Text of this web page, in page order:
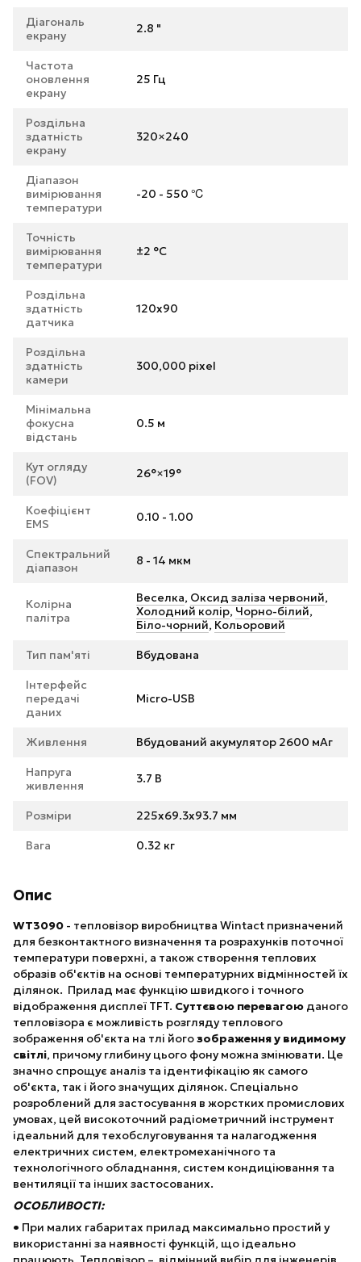
Діагональ
екрану
2.8 "
Частота
оновлення
екрану
25 Гц
Роздільна
здатність
екрану
320×240
Діапазон
вимірювання
температури
-20 - 550 ℃
Точність
вимірювання
температури
±2 °C
Роздільна
здатність
датчика
120x90
Роздільна
здатність
камери
300,000 pixel
Мінімальна
фокусна
відстань
0.5 м
Кут огляду
(FOV)
26°×19°
Коефіцієнт
EMS
0.10 - 1.00
Спектральний
діапазон
8 - 14 мкм
Колірна
палітра
Веселка, Оксид заліза червоний,
Холодний колір, Чорно-білий,
Біло-чорний, Кольоровий
Тип пам'яті Вбудована
Інтерфейс
передачі
даних
Micro-USB
Живлення Вбудований акумулятор 2600 мАг
Напруга
живлення
3.7 В
Розміри 225x69.3x93.7 мм
Вага 0.32 кг
Опис
WT3090 - тепловізор виробництва Wintact призначений
для безконтактного визначення та розрахунків поточної
температури поверхні, а також створення теплових
образів об'єктів на основі температурних відмінностей їх
ділянок. Прилад має функцію швидкого і точного
відображення дисплеї TFT. Суттєвою перевагою даного
тепловізора є можливість розгляду теплового
зображення об'єкта на тлі йогозображення у видимому
світлі, причому глибину цього фону можна змінювати. Це
значно спрощує аналіз та ідентифікацію як самого
об'єкта, так і його значущих ділянок. Спеціально
розроблений для застосування в жорстких промислових
умовах, цей високоточний радіометричний інструмент
ідеальний для техобслуговування та налагодження
електричних систем, електромеханічного та
технологічного обладнання, систем кондиціювання та
вентиляції та інших застосованих.
ОСОБЛИВОСТІ:
• При малих габаритах прилад максимально простий у
використанні за наявності функцій, що ідеально